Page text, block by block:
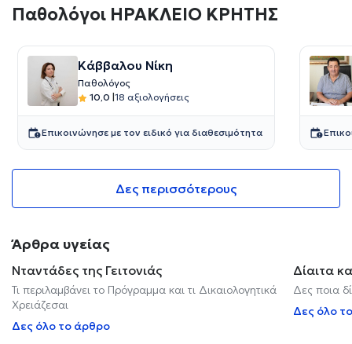
Παθολόγοι ΗΡΑΚΛΕΙΟ ΚΡΗΤΗΣ
Κάββαλου Νίκη
Παθολόγος
10,0 |18 αξιολογήσεις
Επικοινώνησε με τον ειδικό για διαθεσιμότητα
Δες περισσότερους
Άρθρα υγείας
Νταντάδες της Γειτονιάς
Τι περιλαμβάνει το Πρόγραμμα και τι Δικαιολογητικά
Χρειάζεσαι
Δες όλο το άρθρο
Δίαιτα
Δες ποια
Δες όλο